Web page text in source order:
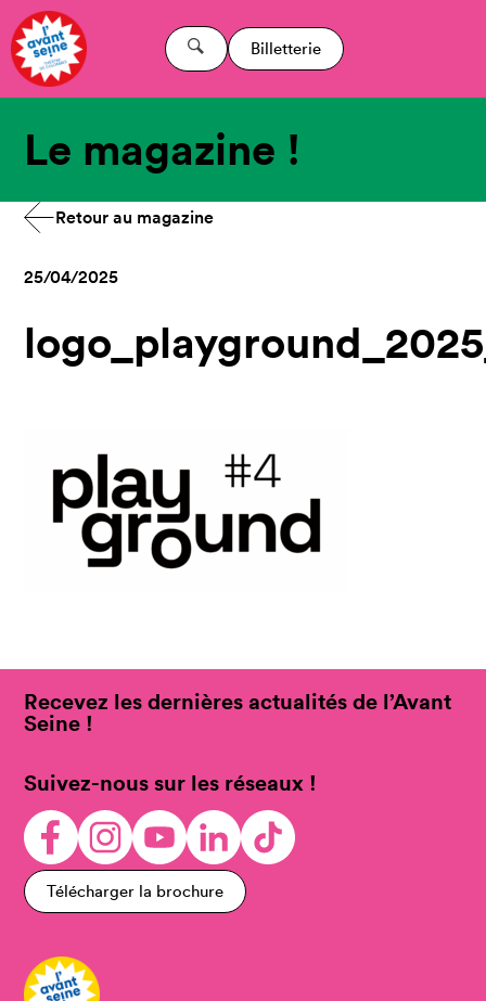
Billetterie
Le magazine !
Retour au magazine
25/04/2025
Recevez les dernières actualités de l’Avant
Seine !
Suivez-nous sur les réseaux !
Télécharger la brochure